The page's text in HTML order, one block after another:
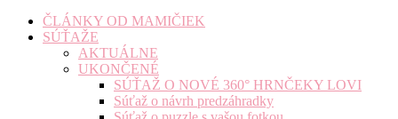
ČLÁNKY OD MAMIČIEK
SÚŤAŽE
AKTUÁLNE
UKONČENÉ
SÚŤAŽ O NOVÉ 360° HRNČEKY LOVI
Súťaž o návrh predzáhradky